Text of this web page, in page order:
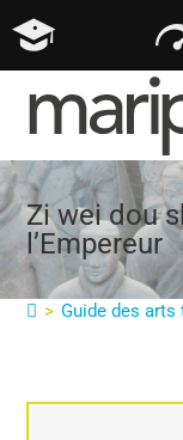
Zi wei dou
l’Empereur
> Guide des